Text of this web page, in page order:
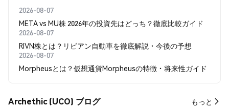
2026-08-07
META vs MU株 2026年の投資先はどっち？徹底比較ガイド
2026-08-07
RIVN株とは？リビアン自動車を徹底解説・今後の予想
2026-08-07
Morpheusとは？仮想通貨Morpheusの特徴・将来性ガイド
Archethic (UCO) ブログ もっと